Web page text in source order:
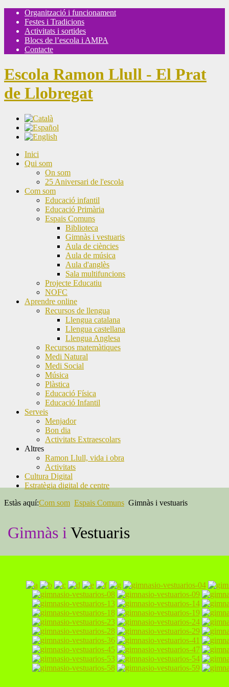
Organització i funcionament
Festes i Tradicions
Activitats i sortides
Blocs de l’escola i AMPA
Contacte
Escola Ramon Llull - El Prat
de Llobregat
Inici
Qui som
On som
25 Aniversari de l'escola
Com som
Educació infantil
Educació Primària
Espais Comuns
Biblioteca
Gimnàs i vestuaris
Aula de ciències
Aula de música
Aula d'anglès
Sala multifuncions
Projecte Educatiu
NOFC
Aprendre online
Recursos de llengua
Llengua catalana
Llengua castellana
Llengua Anglesa
Recursos matemàtiques
Medi Natural
Medi Social
Música
Plàstica
Educació Física
Educació Infantil
Serveis
Menjador
Bon dia
Activitats Extraescolars
Altres
Ramon Llull, vida i obra
Activitats
Cultura Digital
Estratègia digital de centre
Estàs aquí:Com som Espais Comuns Gimnàs i vestuaris
Gimnàs i Vestuaris